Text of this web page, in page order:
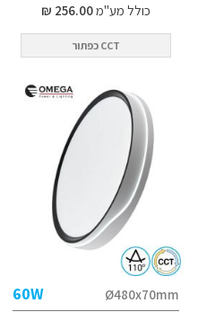
כולל מע"מ256.00 ₪
CCT כפתור
Ø480x70mm
60W